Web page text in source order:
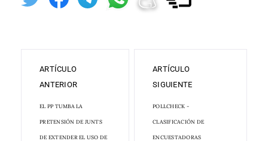
ARTÍCULO
ANTERIOR
EL PP TUMBA LA
PRETENSIÓN DE JUNTS
DE EXTENDER EL USO DE
ARTÍCULO
SIGUIENTE
POLLCHECK -
CLASIFICACIÓN DE
ENCUESTADORAS